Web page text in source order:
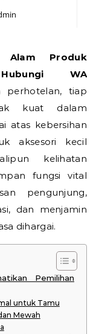
WA
tiap
kuat dalam
atas kebersihan
aksesori kecil
kelihatan
fungsi vital
pengunjung,
dan menjamin
dihargai.
Pemilihan
untuk Tamu
Mewah